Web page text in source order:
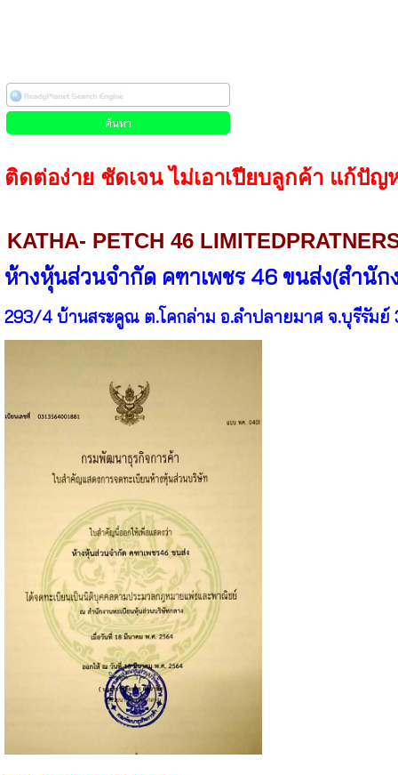
ติดต่อง่าย ชัดเจน ไม่เอาเปียบลูกค้า แก้ปัญ
KATHA- PETCH 46
ห้างหุ้นส่วนจำกัด คฑาเพชร 46 ขนส่ง(สำนั
293/4 บ้านสระคูณ ต.โคกล่าม อ.ลำปลายมาศ จ.บุรีรัมย์